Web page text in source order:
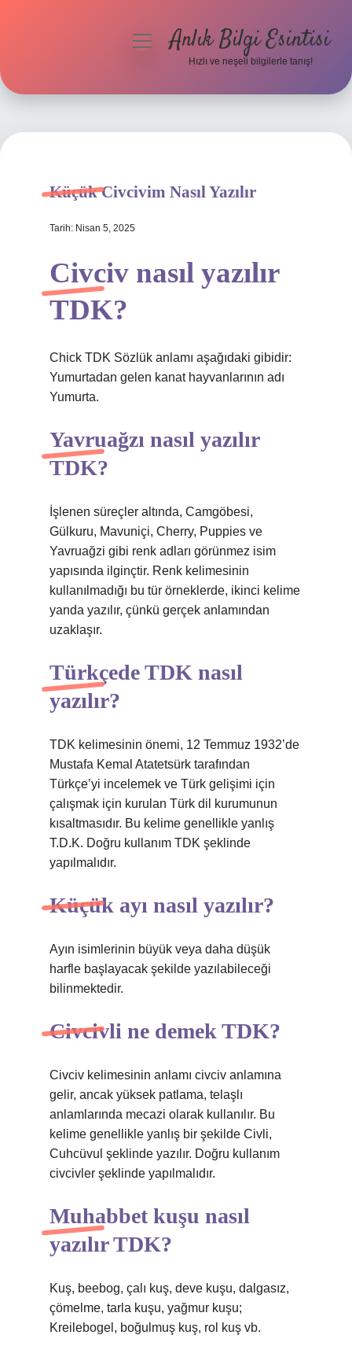
Hakkımızda
menüyüAnlık Bilgi Esintisi
Hızlı ve neşeli bilgilerle tanış!
Küçük Civcivim Nasıl Yazılır
Tarih: Nisan 5, 2025
Civciv nasıl yazılır
TDK?
Chick TDK Sözlük anlamı aşağıdaki gibidir:
Yumurtadan gelen kanat hayvanlarının adı
Yumurta.
Yavruağzı nasıl yazılır
TDK?
İşlenen süreçler altında, Camgöbesi,
Gülkuru, Mavuniçi, Cherry, Puppies ve
Yavruağzi gibi renk adları görünmez isim
yapısında ilginçtir. Renk kelimesinin
kullanılmadığı bu tür örneklerde, ikinci kelime
yanda yazılır, çünkü gerçek anlamından
uzaklaşır.
Türkçede TDK nasıl
yazılır?
TDK kelimesinin önemi, 12 Temmuz 1932’de
Mustafa Kemal Atatetsürk tarafından
Türkçe’yi incelemek ve Türk gelişimi için
çalışmak için kurulan Türk dil kurumunun
kısaltmasıdır. Bu kelime genellikle yanlış
T.D.K. Doğru kullanım TDK şeklinde
yapılmalıdır.
Küçük ayı nasıl yazılır?
Ayın isimlerinin büyük veya daha düşük
harfle başlayacak şekilde yazılabileceği
bilinmektedir.
Civcivli ne demek TDK?
Civciv kelimesinin anlamı civciv anlamına
gelir, ancak yüksek patlama, telaşlı
anlamlarında mecazi olarak kullanılır. Bu
kelime genellikle yanlış bir şekilde Civli,
Cuhcüvul şeklinde yazılır. Doğru kullanım
civcivler şeklinde yapılmalıdır.
Muhabbet kuşu nasıl
yazılır TDK?
Kuş, beebog, çalı kuş, deve kuşu, dalgasız,
çömelme, tarla kuşu, yağmur kuşu;
Kreilebogel, boğulmuş kuş, rol kuş vb.